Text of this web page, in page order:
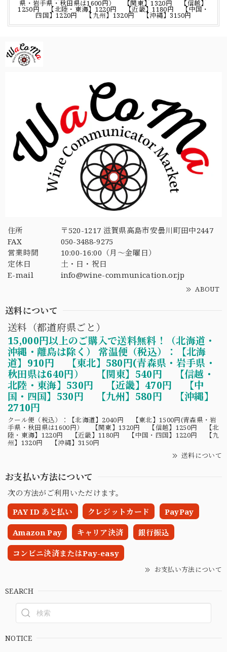
県・岩手県・秋田県は1600円） 【関東】1320円 【信越】
1250円 【北陸・東海】1220円 【近畿】1180円 【中国・
四国】1220円 【九州】1320円 【沖縄】3150円
住所
〒520-1217 滋賀県高島市安曇川町田中2447
FAX
050-3488-9275
営業時間
10:00-16:00（月〜金曜日）
定休日
土・日・祝日
E-mail
info@wine-communication.or.jp
ABOUT
送料について
送料（都道府県ごと）
15,000円以上のご購入で送料無料！（北海道・
沖縄・離島は除く） 常温便（税込）：【北海
道】910円 【東北】580円(青森県・岩手県・
秋田県は640円） 【関東】540円 【信越・
北陸・東海】530円 【近畿】470円 【中
国・四国】530円 【九州】580円 【沖縄】
2710円
クール便（税込）：【北海道】2040円 【東北】1500円(青森県・岩
手県・秋田県は1600円） 【関東】1320円 【信越】1250円 【北
陸・東海】1220円 【近畿】1180円 【中国・四国】1220円 【九
州】1320円 【沖縄】3150円
送料について
お支払い方法について
次の方法がご利用いただけます。
PAY ID あと払い
クレジットカード PayPay
Amazon Pay キャリア決済 銀行振込
コンビニ決済またはPay-easy
お支払い方法について
SEARCH
NOTICE